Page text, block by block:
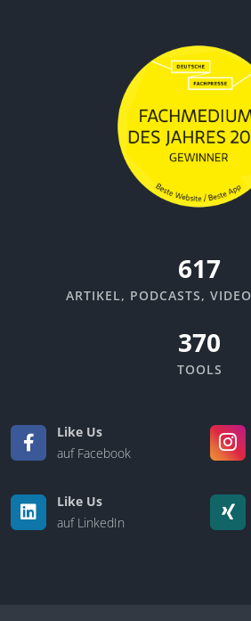
670
ARTIKEL, PODCASTS,
370
TOOLS
Like Us
auf Facebook
Like Us
auf LinkedIn